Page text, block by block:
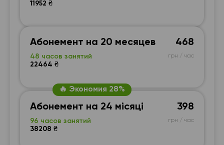
11952 ₴
Абонемент на 20 месяцев
48 часов занятий
22464 ₴
468
грн / час
🔥 Экономия 28%
Абонемент на 24 місяці
96 часов занятий
38208 ₴
398
грн / час